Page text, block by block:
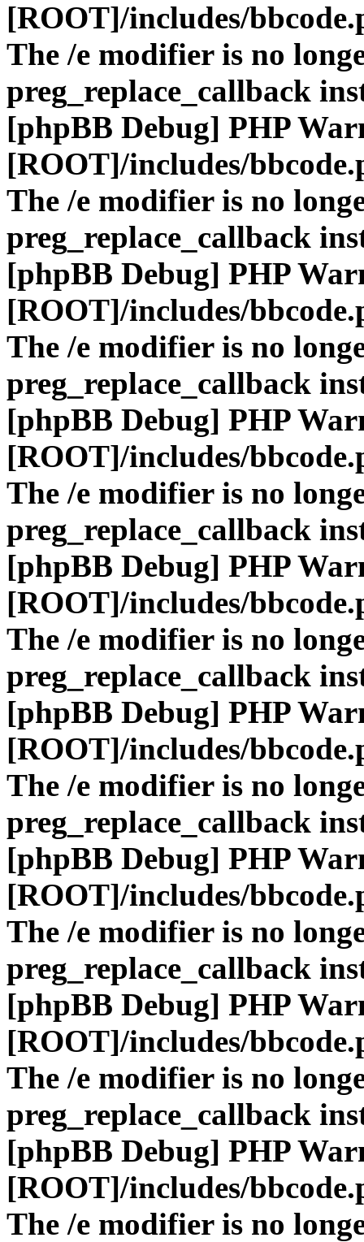
[ROOT]/includes/
The /e modifier is no
preg_replace_callback
[phpBB Debug] PHP
[ROOT]/includes/
The /e modifier is no
preg_replace_callback
[phpBB Debug] PHP
[ROOT]/includes/
The /e modifier is no
preg_replace_callback
[phpBB Debug] PHP
[ROOT]/includes/
The /e modifier is no
preg_replace_callback
[phpBB Debug] PHP
[ROOT]/includes/
The /e modifier is no
preg_replace_callback
[phpBB Debug] PHP
[ROOT]/includes/
The /e modifier is no
preg_replace_callback
[phpBB Debug] PHP
[ROOT]/includes/
The /e modifier is no
preg_replace_callback
[phpBB Debug] PHP
[ROOT]/includes/
The /e modifier is no
preg_replace_callback
[phpBB Debug] PHP
[ROOT]/includes/
The /e modifier is no